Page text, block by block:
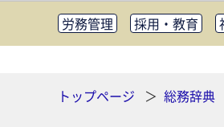
労務管理 採用・教育
知財管理
リスクマネジ
トップページ
総務辞典